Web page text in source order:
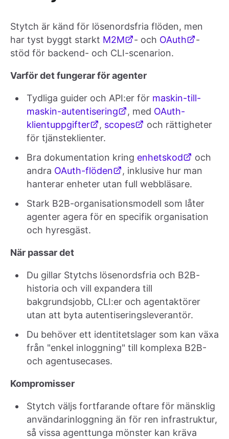
Stytch är känd för lösenordsfria flöden, men
har tyst byggt starkt M2M - och OAuth
-
stöd för backend- och CLI-scenarion.
Varför det fungerar för agenter
Tydliga guider och API:er för maskin-till-
maskin-autentisering
, med OAuth-
klientuppgifter
, scopes
och rättigheter
för tjänsteklienter.
Bra dokumentation kring enhetskod
och
andra OAuth-flöden
, inklusive hur man
hanterar enheter utan full webbläsare.
Stark B2B-organisationsmodell som låter
agenter agera för en specifik organisation
och hyresgäst.
När passar det
Du gillar Stytchs lösenordsfria och B2B-
historia och vill expandera till
bakgrundsjobb, CLI:er och agentaktörer
utan att byta autentiseringsleverantör.
Du behöver ett identitetslager som kan växa
från "enkel inloggning" till komplexa B2B-
och agentusecases.
Kompromisser
Stytch väljs fortfarande oftare för mänsklig
användarinloggning än för ren infrastruktur,
så vissa agenttunga mönster kan kräva